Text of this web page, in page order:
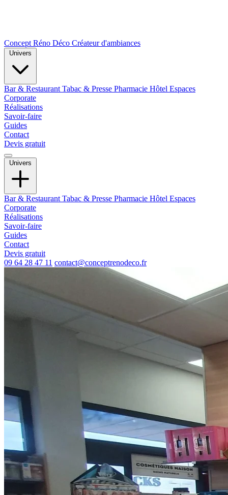
Concept Réno Déco Créateur d'ambiances
Bar & Restaurant Tabac & Presse Pharmacie Hôtel Espaces
Corporate
Réalisations
Savoir-faire
Guides
Contact
Devis gratuit
Univers
Bar & Restaurant Tabac & Presse Pharmacie Hôtel Espaces
Corporate
Réalisations
Savoir-faire
Guides
Contact
Devis gratuit
09 64 28 47 11 contact@conceptrenodeco.fr